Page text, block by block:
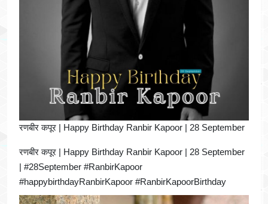
रणबीर कपूर | Happy Birthday Ranbir Kapoor | 28 September
रणबीर कपूर | Happy Birthday Ranbir Kapoor | 28 September
| #28September #RanbirKapoor
#happybirthdayRanbirKapoor #RanbirKapoorBirthday